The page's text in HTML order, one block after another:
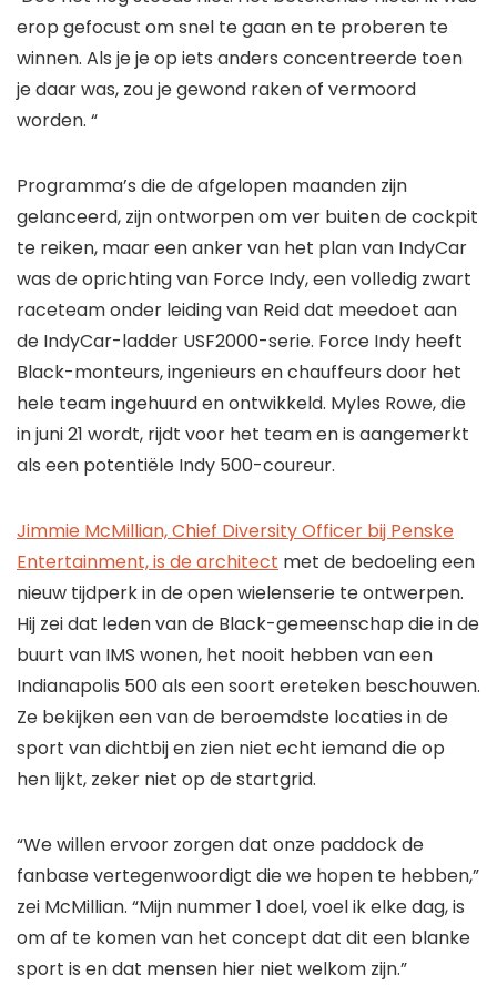
erop gefocust om snel te gaan en te proberen te
winnen. Als je je op iets anders concentreerde toen
je daar was, zou je gewond raken of vermoord
worden. “
Programma’s die de afgelopen maanden zijn
gelanceerd, zijn ontworpen om ver buiten de cockpit
te reiken, maar een anker van het plan van IndyCar
was de oprichting van Force Indy, een volledig zwart
raceteam onder leiding van Reid dat meedoet aan
de IndyCar-ladder USF2000-serie. Force Indy heeft
Black-monteurs, ingenieurs en chauffeurs door het
hele team ingehuurd en ontwikkeld. Myles Rowe, die
in juni 21 wordt, rijdt voor het team en is aangemerkt
als een potentiële Indy 500-coureur.
Jimmie McMillian, Chief Diversity Officer bij Penske
Entertainment, is de architect met de bedoeling een
nieuw tijdperk in de open wielenserie te ontwerpen.
Hij zei dat leden van de Black-gemeenschap die in de
buurt van IMS wonen, het nooit hebben van een
Indianapolis 500 als een soort ereteken beschouwen.
Ze bekijken een van de beroemdste locaties in de
sport van dichtbij en zien niet echt iemand die op
hen lijkt, zeker niet op de startgrid.
“We willen ervoor zorgen dat onze paddock de
fanbase vertegenwoordigt die we hopen te hebben,”
zei McMillian. “Mijn nummer 1 doel, voel ik elke dag, is
om af te komen van het concept dat dit een blanke
sport is en dat mensen hier niet welkom zijn.”